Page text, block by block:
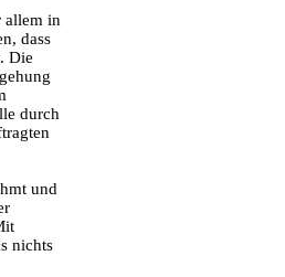
allem in
dass
Die
durch
und
nichts